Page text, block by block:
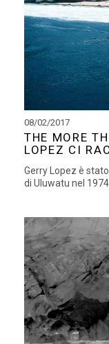
08/02/2017
THE MORE
LOPEZ CI
Gerry Lopez è
di Uluwatu nel